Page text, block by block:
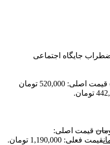
جایگاه اجتماعی
قیمت اصلی: 520,000 تومان
قیمت اصلی:
قیمت فعلی: 1,190,000 تومان.